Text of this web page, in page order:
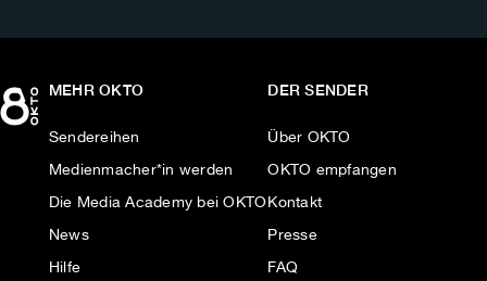
MEHR OKTO
Sendereihen
Medienmacher*in werden
Die Media Academy bei OKTO
News
Hilfe
DER SENDER
Über OKTO
OKTO empfangen
Kontakt
Presse
FAQ